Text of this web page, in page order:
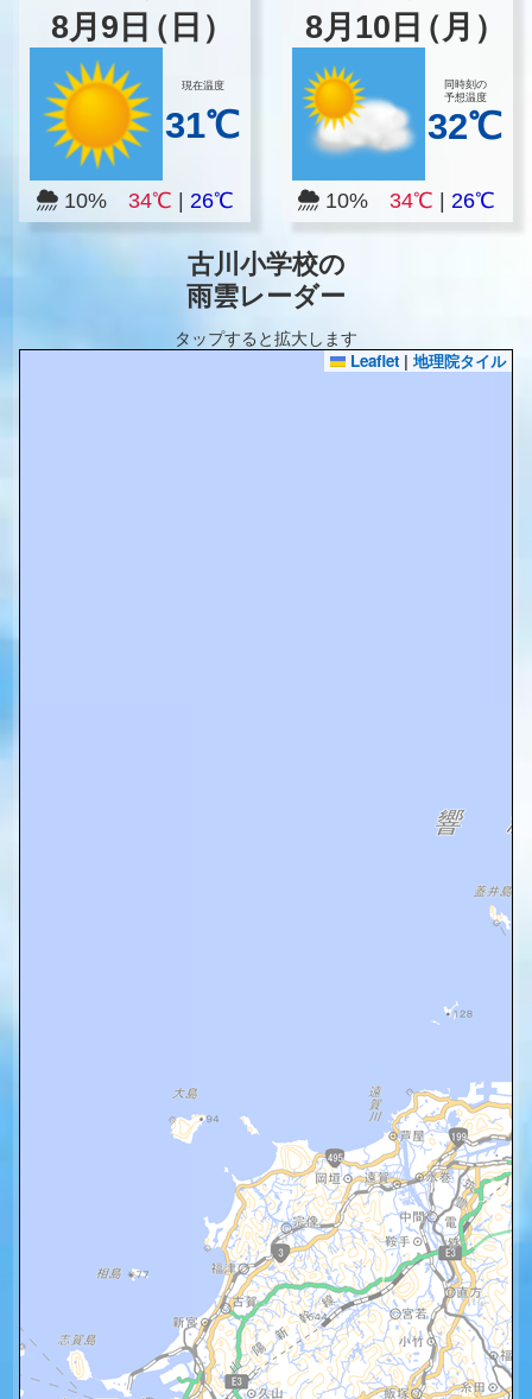
8月 9 日（日）
現在温度
31℃
10% 34℃ 26℃
8月 10 日（月）
同時刻の
予想温度
32℃
10%34℃ |26℃
古川小学校の
雨雲レーダー
タップすると拡大します
Leaflet | 地理院タイル